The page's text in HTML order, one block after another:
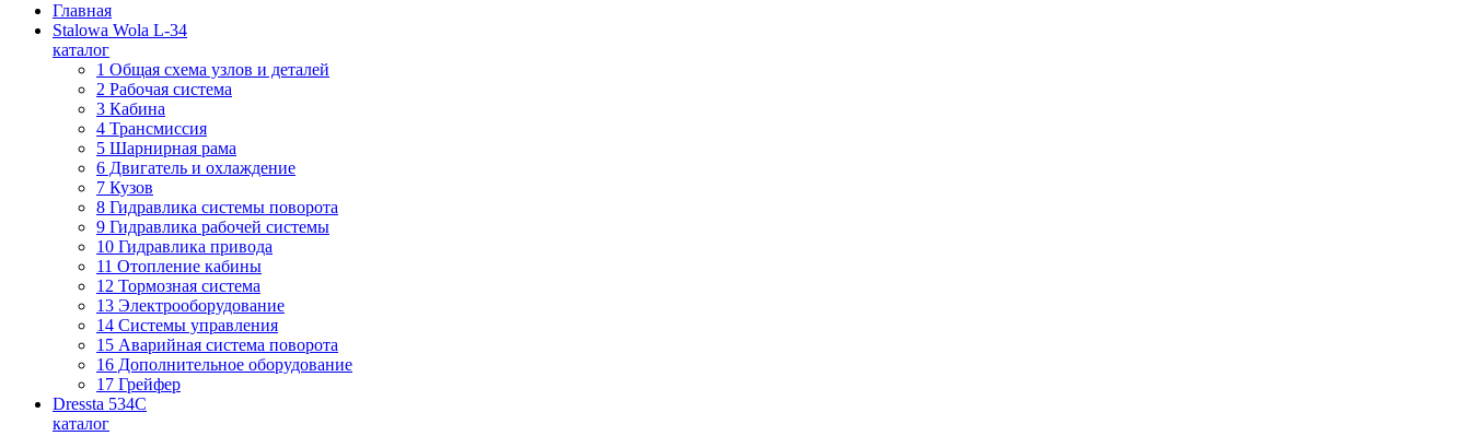
Главная
Stalowa Wola L-34
каталог
1 Общая схема узлов и деталей
2 Рабочая система
3 Кабина
4 Трансмиссия
5 Шарнирная рама
6 Двигатель и охлаждение
7 Кузов
8 Гидравлика системы поворота
9 Гидравлика рабочей системы
10 Гидравлика привода
11 Отопление кабины
12 Тормозная система
13 Электрооборудование
14 Системы управления
15 Аварийная система поворота
16 Дополнительное оборудование
17 Грейфер
Dressta 534C
каталог